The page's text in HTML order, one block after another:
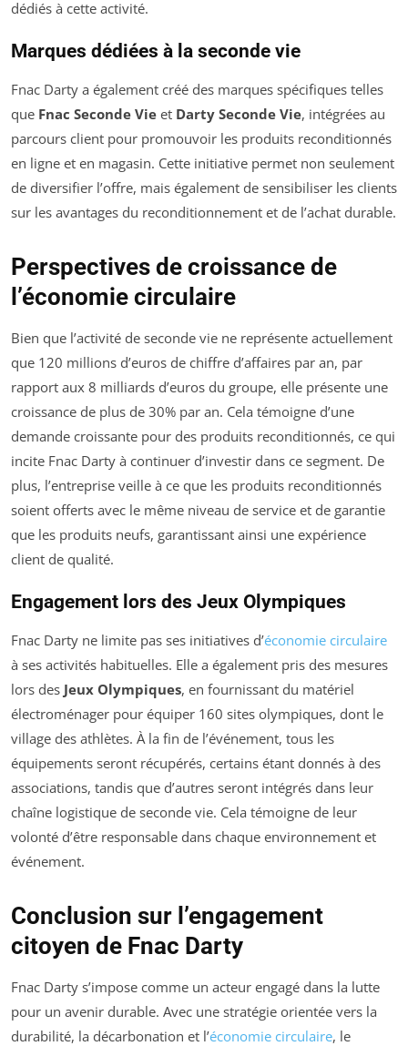
dédiés à cette activité.
Marques dédiées à la seconde vie
Fnac Darty a également créé des marques spécifiques telles
que Fnac Seconde Vie et Darty Seconde Vie, intégrées au
parcours client pour promouvoir les produits reconditionnés
en ligne et en magasin. Cette initiative permet non seulement
de diversifier l’offre, mais également de sensibiliser les clients
sur les avantages du reconditionnement et de l’achat durable.
Perspectives de croissance de
l’économie circulaire
Bien que l’activité de seconde vie ne représente actuellement
que 120 millions d’euros de chiffre d’affaires par an, par
rapport aux 8 milliards d’euros du groupe, elle présente une
croissance de plus de 30% par an. Cela témoigne d’une
demande croissante pour des produits reconditionnés, ce qui
incite Fnac Darty à continuer d’investir dans ce segment. De
plus, l’entreprise veille à ce que les produits reconditionnés
soient offerts avec le même niveau de service et de garantie
que les produits neufs, garantissant ainsi une expérience
client de qualité.
Engagement lors des Jeux Olympiques
Fnac Darty ne limite pas ses initiatives d’économie circulaire
à ses activités habituelles. Elle a également pris des mesures
lors des Jeux Olympiques, en fournissant du matériel
électroménager pour équiper 160 sites olympiques, dont le
village des athlètes. À la fin de l’événement, tous les
équipements seront récupérés, certains étant donnés à des
associations, tandis que d’autres seront intégrés dans leur
chaîne logistique de seconde vie. Cela témoigne de leur
volonté d’être responsable dans chaque environnement et
événement.
Conclusion sur l’engagement
citoyen de Fnac Darty
Fnac Darty s’impose comme un acteur engagé dans la lutte
pour un avenir durable. Avec une stratégie orientée vers la
durabilité, la décarbonation et l’économie circulaire, le